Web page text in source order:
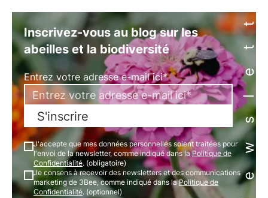
Newsletter
Inscrivez-vous au blog sur les
abeilles et la biodiversité
Entrez votre adresse e-mail ici*
S'inscrire
J'accepte que mes données personnelles soient traitées pour
l'envoi de la newsletter, comme indiqué dans laPolitique de
Confidentialité. (obligatoire)
Je consens à recevoir des newsletters et des communications
marketing de 3Bee, comme indiqué dans laPolitique de
Confidentialité. (optionnel)